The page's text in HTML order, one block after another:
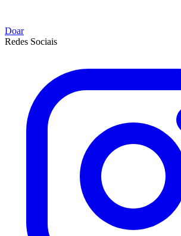
Doar
Redes Sociais